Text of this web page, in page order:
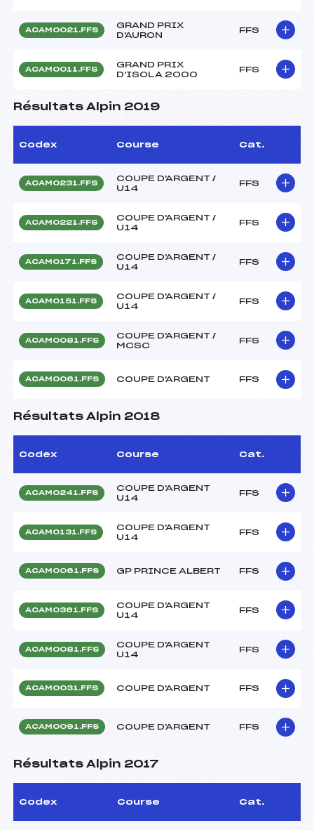
ACAM0021.FFS
GRAND PRIX
D'AURON
FFS
ACAM0011.FFS
GRAND PRIX
D'ISOLA 2000
FFS
Résultats Alpin 2019
Codex Course Cat.
ACAM0231.FFS
COUPE D'ARGENT /
U14
FFS
ACAM0221.FFS
COUPE D'ARGENT /
U14
FFS
ACAM0171.FFS
COUPE D'ARGENT /
U14
FFS
ACAM0151.FFS
COUPE D'ARGENT /
U14
FFS
ACAM0081.FFS
COUPE D'ARGENT /
MCSC
FFS
ACAM0061.FFS COUPE D'ARGENT FFS
Résultats Alpin 2018
Codex Course Cat.
ACAM0241.FFS
COUPE D'ARGENT
U14
FFS
ACAM0131.FFS
COUPE D'ARGENT
U14
FFS
ACAM0061.FFS GP PRINCE ALBERT FFS
ACAM0361.FFS
COUPE D'ARGENT
U14
FFS
ACAM0081.FFS
COUPE D'ARGENT
U14
FFS
ACAM0031.FFS COUPE D'ARGENT FFS
ACAM0091.FFS COUPE D'ARGENT FFS
Résultats Alpin 2017
Codex Course Cat.